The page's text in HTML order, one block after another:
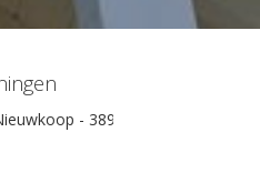
- 3897